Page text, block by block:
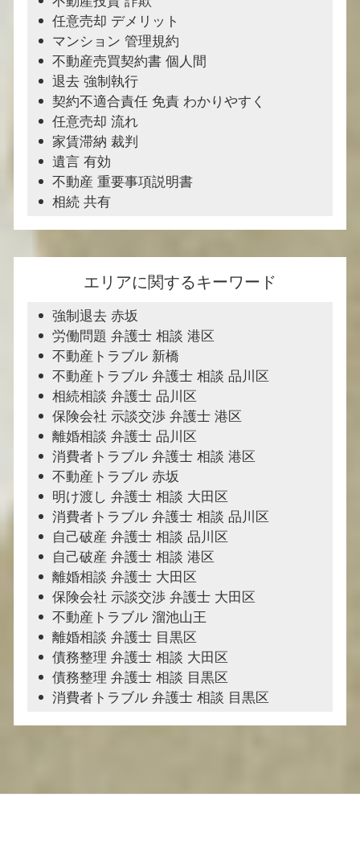
任意売却 デメリット
マンション 管理規約
不動産売買契約書 個人間
退去 強制執行
契約不適合責任 免責 わかりやすく
任意売却 流れ
家賃滞納 裁判
遺言 有効
不動産 重要事項説明書
相続 共有
エリアに関するキーワード
強制退去 赤坂
労働問題 弁護士 相談 港区
不動産トラブル 新橋
不動産トラブル 弁護士 相談 品川区
相続相談 弁護士 品川区
保険会社 示談交渉 弁護士 港区
離婚相談 弁護士 品川区
消費者トラブル 弁護士 相談 港区
不動産トラブル 赤坂
明け渡し 弁護士 相談 大田区
消費者トラブル 弁護士 相談 品川区
自己破産 弁護士 相談 品川区
自己破産 弁護士 相談 港区
離婚相談 弁護士 大田区
保険会社 示談交渉 弁護士 大田区
不動産トラブル 溜池山王
離婚相談 弁護士 目黒区
債務整理 弁護士 相談 大田区
債務整理 弁護士 相談 目黒区
消費者トラブル 弁護士 相談 目黒区